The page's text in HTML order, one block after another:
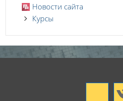
Новости сайта
Курсы